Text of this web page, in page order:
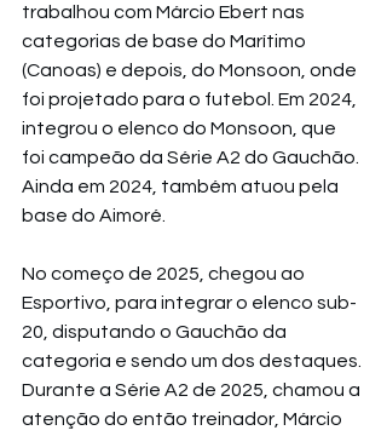
trabalhou com Márcio Ebert nas
categorias de base do Marítimo
(Canoas) e depois, do Monsoon, onde
foi projetado para o futebol. Em 2024,
integrou o elenco do Monsoon, que
foi campeão da Série A2 do Gauchão.
Ainda em 2024, também atuou pela
base do Aimoré.
No começo de 2025, chegou ao
Esportivo, para integrar o elenco sub-
20, disputando o Gauchão da
categoria e sendo um dos destaques.
Durante a Série A2 de 2025, chamou a
atenção do então treinador, Márcio